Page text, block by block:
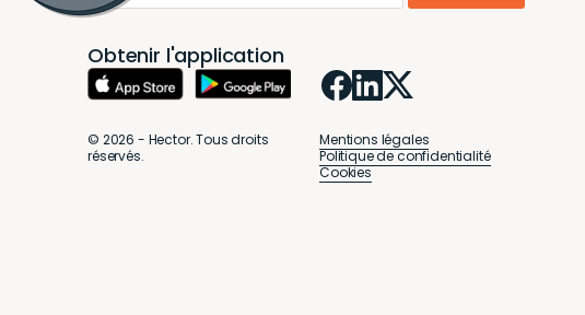
ESSAYEZ-LE
Obtenir l'application
© 2026 - Hector. Tous droits
réservés.
Mentions légales
Politique de confidentialité
Cookies